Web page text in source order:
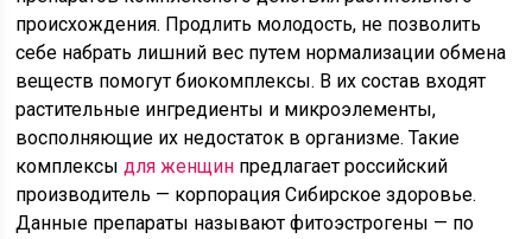
происхождения. Продлить молодость, не позволить
себе набрать лишний вес путем нормализации обмена
веществ помогут биокомплексы. В их состав входят
растительные ингредиенты и микроэлементы,
восполняющие их недостаток в организме. Такие
комплексыдля женщин предлагает российский
производитель — корпорация Сибирское здоровье.
Данные препараты называют фитоэстрогены — по